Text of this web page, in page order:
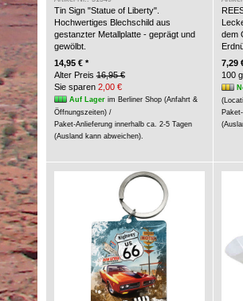
Tin Sign "Statue of Liberty".
Hochwertiges Blechschild aus
gestanzter Metallplatte - geprägt und
gewölbt.
14,95 € *
Alter Preis 16,95 €
Sie sparen 2,00 €
Auf Lagerim Berliner Shop (Anfahrt &
Öffnungszeiten) /
Paket-Anlieferung innerhalb ca. 2-5 Tagen
(Ausland kann abweichen).
dem
7,29
100